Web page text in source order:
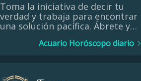
Toma la iniciativa de decir tu
verdad y trabaja para encontrar
una solución pacífica. Ábrete y
sentimientos con respeto,
resultado positivo y curar
Acuario Horóscopo diario